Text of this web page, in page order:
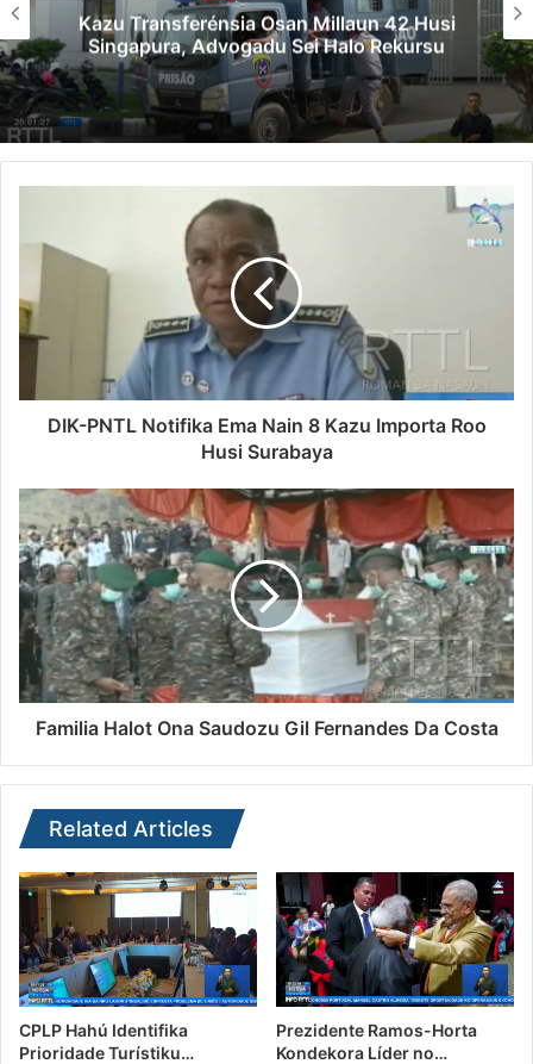
Kazu Transferénsia Osan Millaun 42 Husi
Singapura, Advogadu Sei Halo Rekursu
DIK-PNTL Notifika Ema Nain 8 Kazu Importa Roo
Husi Surabaya
Familia Halot Ona Saudozu Gil Fernandes Da Costa
Related Articles
CPLP Hahú Identifika
Prioridade Turístiku…
Prezidente Ramos-Horta
Kondekora Líder no…